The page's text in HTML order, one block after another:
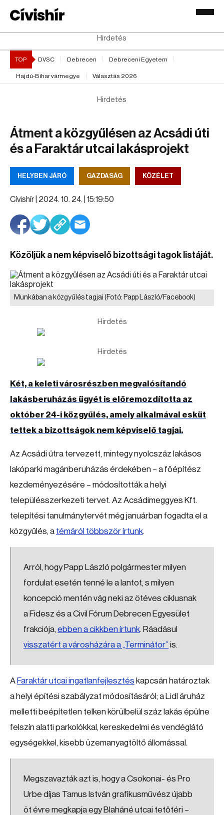
Hirdetés
TOP DVSC Debrecen Debreceni Egyetem
Hajdú-Bihar vármegye Választás 2026
Hirdetés
Átment a közgyűlésen az Acsádi úti
és a Faraktár utcai lakásprojekt
HELYBEN JÁRÓ GAZDASÁG KÖZÉLET
Cívishír | 2024. 10. 24. | 15:19:50
Közöljük a nem képviselő bizottsági tagok listáját.
Munkában a közgyűlés tagjai (Fotó: Papp László/Facebook)
Hirdetés
Hirdetés
Két, a keleti városrészben megvalósítandó
lakásberuházás ügyét is előremozdította az
október 24-i közgyűlés, amely alkalmával esküt
tettek a bizottságok nem képviselő tagjai.
Az Acsádi útra tervezett, mintegy nyolcszáz lakásos
lakóparki magánberuházás érdekében – a főépítész
kezdeményezésére – módosították a helyi
településszerkezeti tervet. Az Acsádimeggyes Kft.
telepítési tanulmánytervét még januárban fogadta el a
közgyűlés, a témáról többször írtunk.
Arról, hogy Papp László polgármester milyen
fordulat esetén tenné le a lantot, s milyen
koncepció mentén vág neki az ötéves ciklusnak
a Fidesz és a Civil Fórum Debrecen Egyesület
frakciója, ebben a cikkben írtunk. Ráadásul
visszatért a városházára a „Terminátor”is.
A Faraktár utcai ingatlanfejlesztés kapcsán határoztak
a helyi építési szabályzat módosításáról; a Lidl áruház
melletti beépítetlen telken körülbelül száz lakás épülne
felszín alatti parkolókkal, kereskedelmi és vendéglátó
egységekkel, kisebb üzemanyagtöltő állomással.
Megszavazták azt is, hogy a Csokonai- és Pro
Urbe díjas Tamus István grafikusművész újabb
öt évre megkapja egy Blaháné utcai tetőtéri –